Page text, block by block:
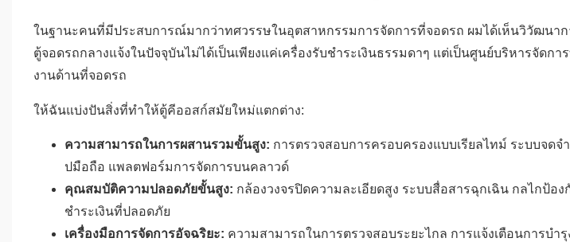
ในฐานะคนที่มีประสบการณ์มากว่าทศวรรษในอุตสาหกรรมการจัดการที่จอดรถ ผมได้เห็นวิวัฒนา
ตู้จอดรถกลางแจ้งในปัจจุบันไม่ได้เป็นเพียงแค่เครื่องรับชำระเงินธรรมดาๆ แต่เป็นศูนย์บริหารจัดก
งานด้านที่จอดรถ
ให้ฉันแบ่งปันสิ่งที่ทำให้ตู้คีออสก์สมัยใหม่แตกต่าง:
ความสามารถในการผสานรวมขั้นสูง: การตรวจสอบการครอบครองแบบเรียลไทม์ ระบบจดจ
ปมือถือ แพลตฟอร์มการจัดการบนคลาวด์
คุณสมบัติความปลอดภัยขั้นสูง: กล้องวงจรปิดความละเอียดสูง ระบบสื่อสารฉุกเฉิน กลไกป้อ
ชำระเงินที่ปลอดภัย
เครื่องมือการจัดการอัจฉริยะ: ความสามารถในการตรวจสอบระยะไกล การแจ้งเตือนการบำ